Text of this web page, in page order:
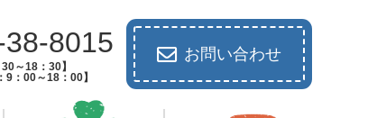
8015
～18：30】
9：00～18：00】
お問い合わせ